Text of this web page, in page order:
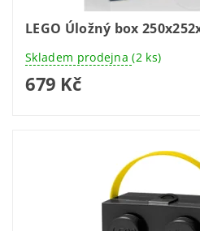
LEGO Úložný box
Skladem prodejna(2 ks)
679 Kč